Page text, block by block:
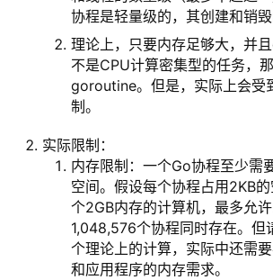
协程是轻量级的，其创建和销毁
理论上，只要内存足够大，并
不是CPU计算密集型的任务，
goroutine。但是，实际上会受
制。
实际限制：
内存限制：一个Go协程至少需
空间。假设每个协程占用2KB
个2GB内存的计算机，最多允
1,048,576个协程同时存在。但
个理论上的计算，实际中还需
和应用程序的内存需求。